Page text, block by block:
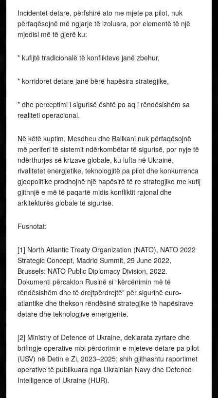
Incidentet detare, përfshirë ato me mjete pa pilot, nuk
përfaqësojnë më ngjarje të izoluara, por elementë të një
mjedisi më të gjerë ku:
* kufijtë tradicionalë të konflikteve janë zbehur,
* korridoret detare janë bërë hapësira strategjike,
* dhe perceptimi i sigurisë është po aq i rëndësishëm sa
realiteti operacional.
Në këtë kuptim, Mesdheu dhe Ballkani nuk përfaqësojnë
më periferi të sistemit ndërkombëtar të sigurisë, por nyje të
ndërthurjes së krizave globale, ku lufta në Ukrainë,
rivalitetet energjetike, teknologjitë pa pilot dhe konkurrenca
gjeopolitike prodhojnë një hapësirë të re strategjike me kufij
gjithnjë e më të paqartë midis konfliktit rajonal dhe
arkitekturës globale të sigurisë.
Fusnotat:
[1] North Atlantic Treaty Organization (NATO), NATO 2022
Strategic Concept, Madrid Summit, 29 June 2022,
Brussels: NATO Public Diplomacy Division, 2022.
Dokumenti përcakton Rusinë si “kërcënimin më të
rëndësishëm dhe të drejtpërdrejtë” për sigurinë euro-
atlantike dhe thekson rëndësinë strategjike të hapësirave
detare dhe teknologjive emergjente.
[2] Ministry of Defence of Ukraine, deklarata zyrtare dhe
brifingje operative mbi përdorimin e mjeteve detare pa pilot
(USV) në Detin e Zi, 2023–2025; shih gjithashtu raportimet
operative të publikuara nga Ukrainian Navy dhe Defence
Intelligence of Ukraine (HUR).